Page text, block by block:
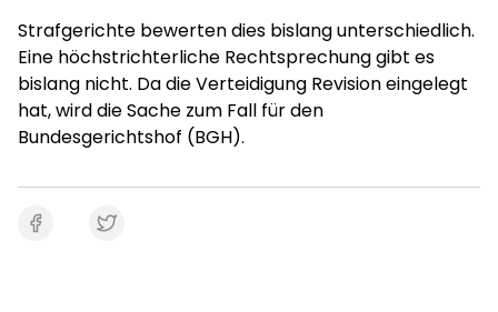
Strafgerichte bewerten dies bislang unterschiedlich.
Eine höchstrichterliche Rechtsprechung gibt es
bislang nicht. Da die Verteidigung Revision eingelegt
hat, wird die Sache zum Fall für den
Bundesgerichtshof (BGH).